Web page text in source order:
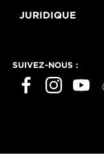
JURIDIQUE
SUIVEZ-NOUS :